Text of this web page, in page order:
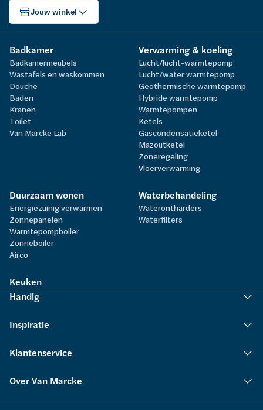
Jouw winkel
Badkamer
Badkamermeubels
Wastafels en waskommen
Douche
Baden
Kranen
Toilet
Van Marcke Lab
Verwarming & koeling
Lucht/lucht-warmtepomp
Lucht/water warmtepomp
Geothermische warmtepomp
Hybride warmtepomp
Warmtepompen
Ketels
Gascondensatieketel
Mazoutketel
Zoneregeling
Vloerverwarming
Duurzaam wonen
Energiezuinig verwarmen
Zonnepanelen
Warmtepompboiler
Zonneboiler
Airco
Waterbehandeling
Waterontharders
Waterfilters
Keuken
Handig
Inspiratie
Klantenservice
Over Van Marcke